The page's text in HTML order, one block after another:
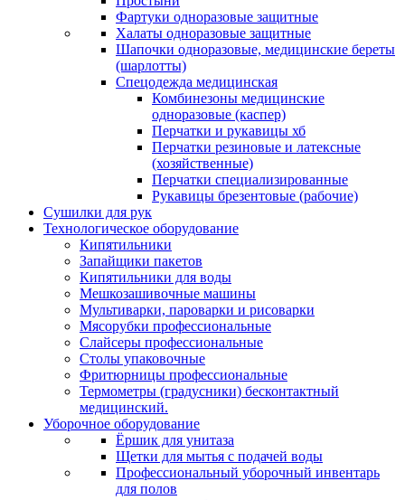
Фартуки одноразовые защитные
Халаты одноразовые защитные
Шапочки одноразовые, медицинские береты
(шарлотты)
Спецодежда медицинская
Комбинезоны медицинские
одноразовые (каспер)
Перчатки и рукавицы хб
Перчатки резиновые и латексные
(хозяйственные)
Перчатки специализированные
Рукавицы брезентовые (рабочие)
Сушилки для рук
Технологическое оборудование
Кипятильники
Запайщики пакетов
Кипятильники для воды
Мешкозашивочные машины
Мультиварки, пароварки и рисоварки
Мясорубки профессиональные
Слайсеры профессиональные
Столы упаковочные
Фритюрницы профессиональные
Термометры (градусники) бесконтактный
медицинский.
Уборочное оборудование
Ёршик для унитаза
Щетки для мытья с подачей воды
Профессиональный уборочный инвентарь
для полов